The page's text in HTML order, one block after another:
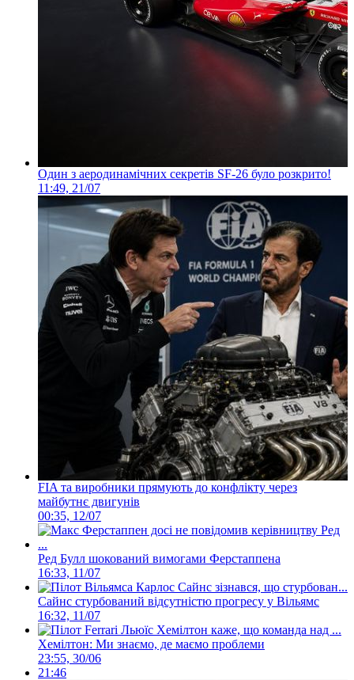
Один з аеродинамічних секретів SF-26 було розкрито!
11:49, 21/07
FIA та виробники прямують до конфлікту через
майбутнє двигунів
00:35, 12/07
Ред Булл шокований вимогами Ферстаппена
16:33, 11/07
Сайнс стурбований відсутністю прогресу у Вільямс
16:32, 11/07
Хемілтон: Ми знаємо, де маємо проблеми
23:55, 30/06
21:46